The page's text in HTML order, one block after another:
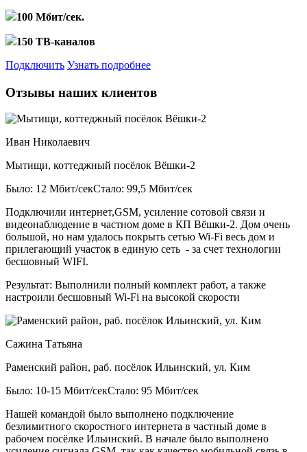
100 Мбит/сек.
150 ТВ-каналов
Подключить Узнать подробнее
Отзывы наших клиентов
Иван Николаевич
Мытищи, коттеджный посёлок Вёшки-2
Было: 12 Мбит/секСтало: 99,5 Мбит/сек
Подключили интернет,GSM, усиление сотовой связи и
видеонаблюдение в частном доме в КП Вёшки-2. Дом очень
большой, но нам удалось покрыть сетью Wi-Fi весь дом и
прилегающий участок в единую сеть - за счет технологии
бесшовный WIFI.
Результат: Выполнили полный комплект работ, а также
настроили бесшовный Wi-Fi на высокой скорости
Сажина Татьяна
Раменский район, раб. посёлок Ильинский, ул. Ким
Было: 10-15 Мбит/секСтало: 95 Мбит/сек
Нашей командой было выполнено подключение
безлимитного скоростного интернета в частный доме в
рабочем посёлке Ильинский. В начале было выполнено